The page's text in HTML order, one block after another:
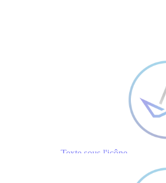
Texte sous l'icône